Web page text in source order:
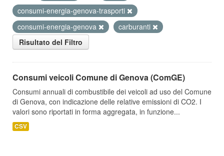
consumi-energia-genova-trasporti
consumi-energia-genova
carburanti
Risultato del Filtro
Consumi veicoli Comune di Genova (ComGE)
Consumi annuali di combustibile dei veicoli ad uso del Comune
di Genova, con indicazione delle relative emissioni di CO2. I
valori sono riportati in forma aggregata, in funzione...
CSV